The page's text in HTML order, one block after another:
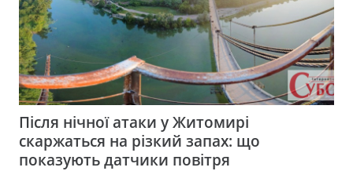
Після нічної атаки у Житомирі
скаржаться на різкий запах: що
показують датчики повітря